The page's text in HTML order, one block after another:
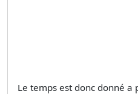
Le temps est donc donné